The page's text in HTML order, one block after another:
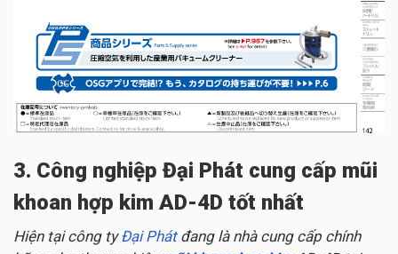
3. Công nghiệp Đại Phát cung cấp mũi
khoan hợp kim AD-4D tốt nhất
Hiện tại công tyĐại Phátđang là nhà cung cấp chính